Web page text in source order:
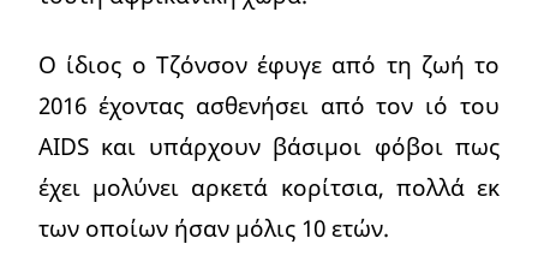
Ο ίδιος ο Τζόνσον έφυγε από τη ζωή το
2016 έχοντας ασθενήσει από τον ιό του
AIDS και υπάρχουν βάσιμοι φόβοι πως
έχει μολύνει αρκετά κορίτσια, πολλά εκ
των οποίων ήσαν μόλις 10 ετών.